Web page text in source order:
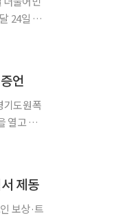
24일 열
언
기도원폭
열고 희
제동
보상·트